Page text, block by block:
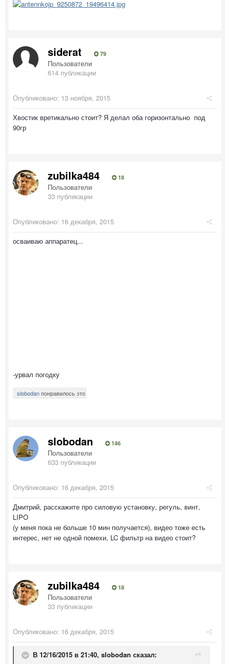
siderat 79
Пользователи
614 публикации
Опубликовано: 13 ноября, 2015
Хвостик вретикально стоит? Я делал оба горизонтально под
90гр
zubilka484 18
Пользователи
33 публикации
Опубликовано: 16 декабря, 2015
осваиваю аппаратец...
-урвал погодку
slobodanпонравилось это
slobodan 146
Пользователи
633 публикации
Опубликовано: 16 декабря, 2015
Дмитрий, расскажите про силовую установку, регуль, винт,
LIPO
(у меня пока не больше 10 мин получается), видео тоже есть
интерес, нет не одной помехи, LC фильтр на видео стоит?
zubilka484 18
Пользователи
33 публикации
Опубликовано: 16 декабря, 2015
В 12/16/2015 в 21:40, slobodan сказал: